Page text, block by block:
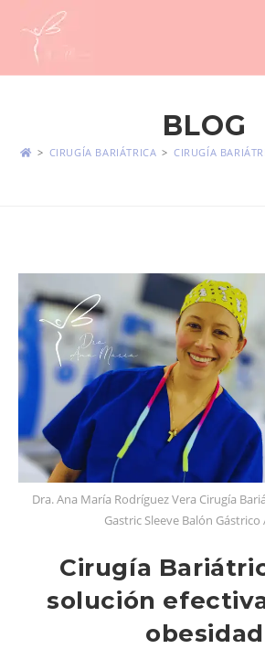
BLOG
> CIRUGÍA BARIÁTRICA > CIRUGÍA
Dra. Ana María Rodríguez Vera Cirugía
Gastric Sleeve Balón
Cirugía
solución
obesidad